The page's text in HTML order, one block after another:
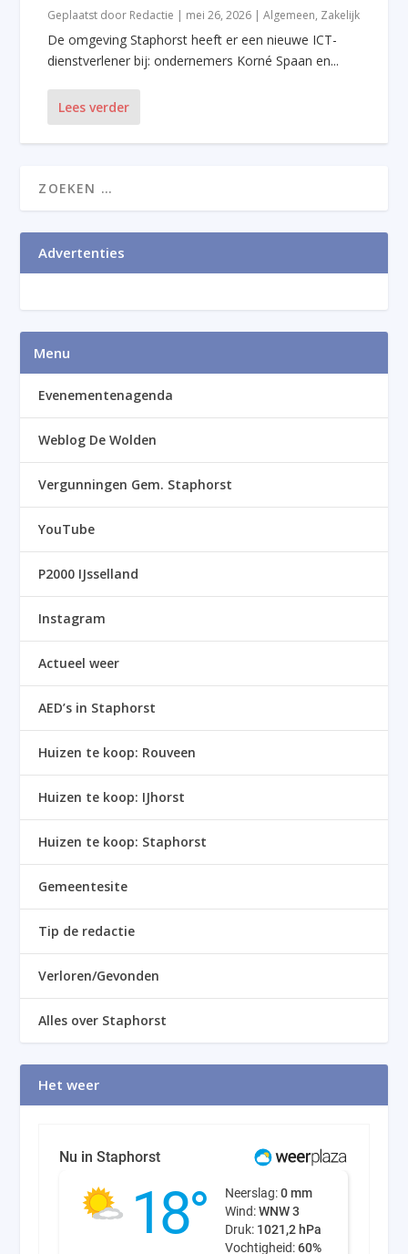
Geplaatst door Redactie | mei 26, 2026 |Algemeen, Zakelijk
De omgeving Staphorst heeft er een nieuwe ICT-
dienstverlener bij: ondernemers Korné Spaan en...
Lees verder
Advertenties
Menu
Evenementenagenda
Weblog De Wolden
Vergunningen Gem. Staphorst
YouTube
P2000 IJsselland
Instagram
Actueel weer
AED’s in Staphorst
Huizen te koop: Rouveen
Huizen te koop: IJhorst
Huizen te koop: Staphorst
Gemeentesite
Tip de redactie
Verloren/Gevonden
Alles over Staphorst
Het weer